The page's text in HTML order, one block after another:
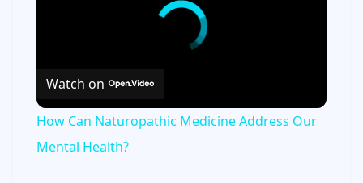
Watch on
How Can Naturopathic Medicine Address Our
Mental Health?